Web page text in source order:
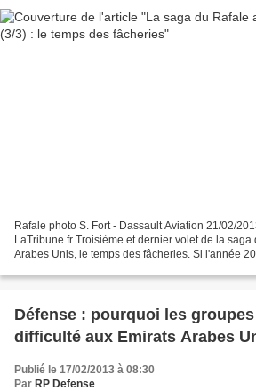
Rafale photo S. Fort - Dassault Aviation 21/02/
LaTribune.fr Troisième et dernier volet de la saga
Arabes Unis, le temps des fâcheries. Si l'année
Défense : pourquoi les
difficulté aux Emirats Arabes
Publié le 17/02/2013 à 08:30
Par RP Defense